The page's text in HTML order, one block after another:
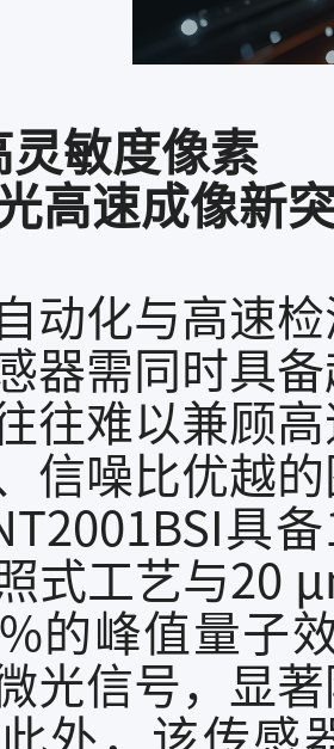
灵敏度像素
高速成像新
动化与高速
器需同时具
往难以兼顾
信噪比优越
具
式工艺与20
的峰值量子
光信号，显
外，该传感